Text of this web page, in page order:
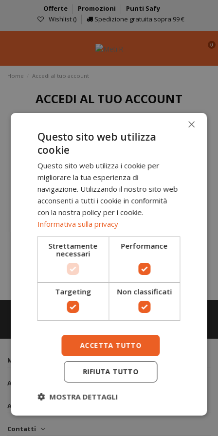
Offerte Promozioni
Punti Safy
Wishlist () Spedizione gratuita sopra 99 €
0
Home Accedi al tuo account
ACCEDI AL TUO ACCOUNT
Password
Hai dimenticato la password?
Non hai ancora un account? Creane ora qui uno
METI.R
Assistenza
Account
Contatti
×
Questo sito web utilizza
cookie
Questo sito web utilizza i cookie per
migliorare la tua esperienza di
navigazione. Utilizzando il nostro sito web
acconsenti a tutti i cookie in conformità
con la nostra policy per i cookie.
Informativa sulla privacy
Strettamente
necessari
Performance
Targeting Non classificati
ACCETTA TUTTO
RIFIUTA TUTTO
MOSTRA DETTAGLI